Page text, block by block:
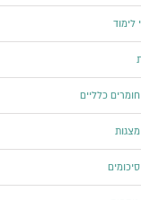
לימוד
כלליים